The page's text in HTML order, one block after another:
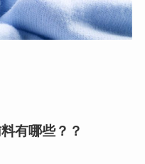
有哪些？？